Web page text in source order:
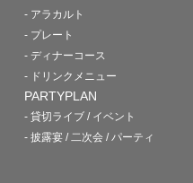
- アラカルト
- プレート
- ディナーコース
- ドリンクメニュー
PARTYPLAN
- 貸切ライブ / イベント
- 披露宴 / 二次会 / パーティ